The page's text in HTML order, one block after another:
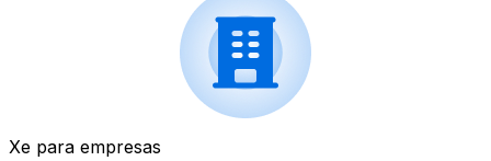
Xe para empresas